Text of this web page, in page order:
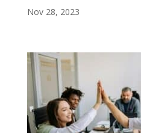
Nov 28, 2023